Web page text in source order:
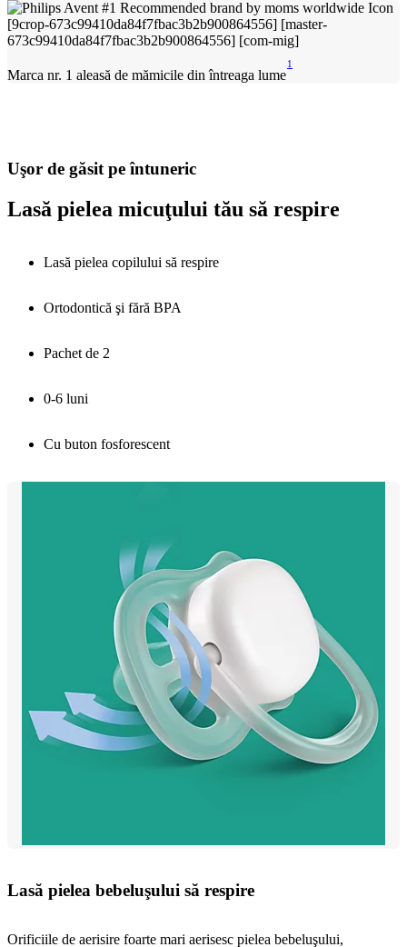
Marca nr. 1 aleasă de mămicile din întreaga lume
1
Uşor de găsit pe întuneric
Lasă pielea micuţului tău să respire
Lasă pielea copilului să respire
Ortodontică şi fără BPA
Pachet de 2
0-6 luni
Cu buton fosforescent
Lasă pielea bebeluşului să respire
Orificiile de aerisire foarte mari aerisesc pielea bebeluşului,